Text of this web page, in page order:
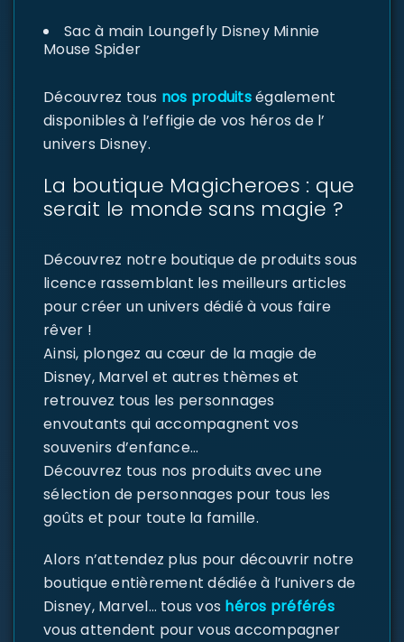
Sac à main Loungefly Disney Minnie
Mouse Spider
Découvrez tous nos produitségalement
disponibles à l’effigie de vos héros de l’
univers Disney.
La boutique Magicheroes : que
serait le monde sans magie ?
Découvrez notre boutique de produits sous
licence rassemblant les meilleurs articles
pour créer un univers dédié à vous faire
rêver !
Ainsi, plongez au cœur de la magie de
Disney, Marvel et autres thèmes et
retrouvez tous les personnages
envoutants qui accompagnent vos
souvenirs d’enfance…
Découvrez tous nos produits avec une
sélection de personnages pour tous les
goûts et pour toute la famille.
Alors n’attendez plus pour découvrir notre
boutique entièrement dédiée à l’univers de
Disney, Marvel… tous vos héros préférés
vous attendent pour vous accompagner